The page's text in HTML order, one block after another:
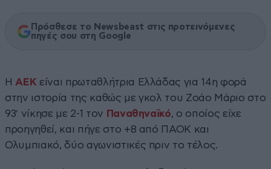
Πρόσθεσε το Newsbeast στις προτεινόμενες
πηγές σου στη Google
Η ΑΕΚ είναι πρωταθλήτρια Ελλάδας για 14η φορά
στην ιστορία της καθώς με γκολ του Ζοάο Μάριο στο
93′ νίκησε με 2-1 τον Παναθηναϊκό, ο οποίος είχε
προηγηθεί, και πήγε στο +8 από ΠΑΟΚ και
Ολυμπιακό, δύο αγωνιστικές πριν το τέλος.